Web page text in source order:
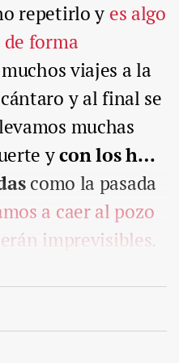
repetirlo y es algo
forma
viajes a la
y al final se
muchas
ycon los h…
como la pasada
a caer al pozo
imprevisibles.